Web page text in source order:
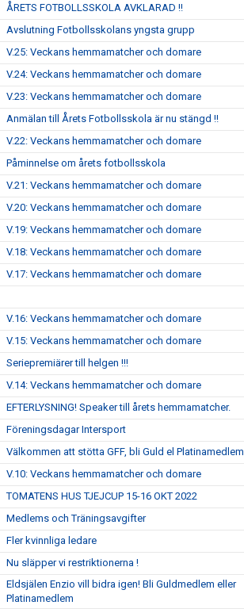
ÅRETS FOTBOLLSSKOLA AVKLARAD !!
Avslutning Fotbollsskolans yngsta grupp
V.25: Veckans hemmamatcher och domare
V.24: Veckans hemmamatcher och domare
V.23: Veckans hemmamatcher och domare
Anmälan till Årets Fotbollsskola är nu stängd !!
V.22: Veckans hemmamatcher och domare
Påminnelse om årets fotbollsskola
V.21: Veckans hemmamatcher och domare
V.20: Veckans hemmamatcher och domare
V.19: Veckans hemmamatcher och domare
V.18: Veckans hemmamatcher och domare
V.17: Veckans hemmamatcher och domare
V.16: Veckans hemmamatcher och domare
V.15: Veckans hemmamatcher och domare
Seriepremiärer till helgen !!!
V.14: Veckans hemmamatcher och domare
EFTERLYSNING! Speaker till årets hemmamatcher.
Föreningsdagar Intersport
Välkommen att stötta GFF, bli Guld el Platinamedlem
V.10: Veckans hemmamatcher och domare
TOMATENS HUS TJEJCUP 15-16 OKT 2022
Medlems och Träningsavgifter
Fler kvinnliga ledare
Nu släpper vi restriktionerna !
Eldsjälen Enzio vill bidra igen! Bli Guldmedlem eller
Platinamedlem